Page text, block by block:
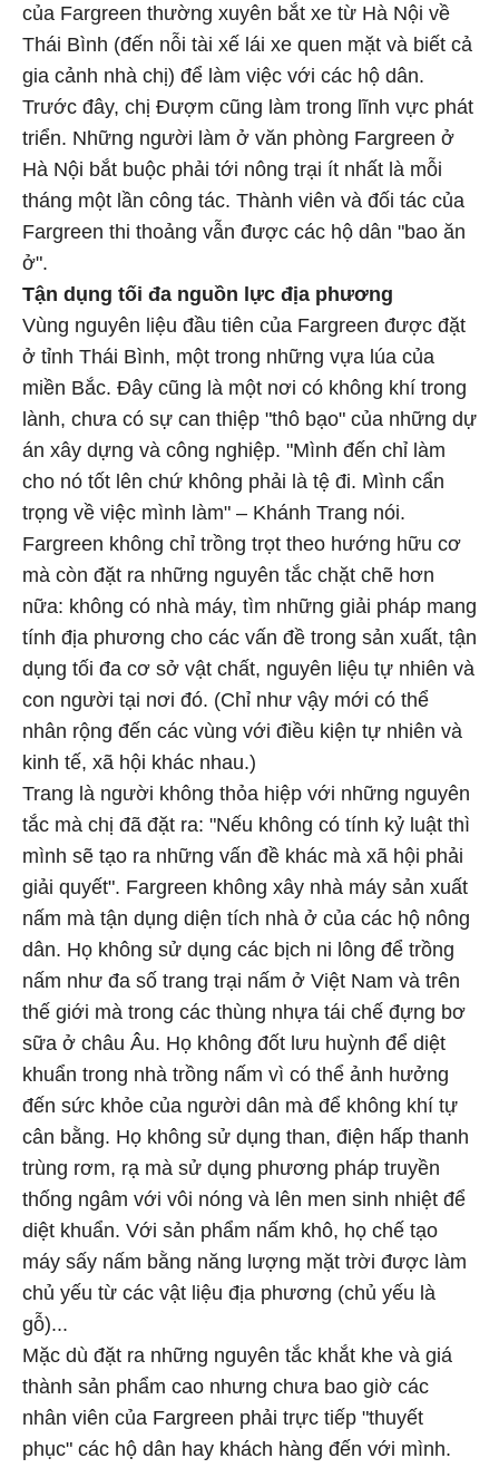
của Fargreen thường xuyên bắt xe từ Hà Nội về
Thái Bình (đến nỗi tài xế lái xe quen mặt và biết cả
gia cảnh nhà chị) để làm việc với các hộ dân.
Trước đây, chị Đượm cũng làm trong lĩnh vực phát
triển. Những người làm ở văn phòng Fargreen ở
Hà Nội bắt buộc phải tới nông trại ít nhất là mỗi
tháng một lần công tác. Thành viên và đối tác của
Fargreen thi thoảng vẫn được các hộ dân "bao ăn
ở".
Tận dụng tối đa nguồn lực địa phương
Vùng nguyên liệu đầu tiên của Fargreen được đặt
ở tỉnh Thái Bình, một trong những vựa lúa của
miền Bắc. Đây cũng là một nơi có không khí trong
lành, chưa có sự can thiệp "thô bạo" của những dự
án xây dựng và công nghiệp. "Mình đến chỉ làm
cho nó tốt lên chứ không phải là tệ đi. Mình cẩn
trọng về việc mình làm" – Khánh Trang nói.
Fargreen không chỉ trồng trọt theo hướng hữu cơ
mà còn đặt ra những nguyên tắc chặt chẽ hơn
nữa: không có nhà máy, tìm những giải pháp mang
tính địa phương cho các vấn đề trong sản xuất, tận
dụng tối đa cơ sở vật chất, nguyên liệu tự nhiên và
con người tại nơi đó. (Chỉ như vậy mới có thể
nhân rộng đến các vùng với điều kiện tự nhiên và
kinh tế, xã hội khác nhau.)
Trang là người không thỏa hiệp với những nguyên
tắc mà chị đã đặt ra: "Nếu không có tính kỷ luật thì
mình sẽ tạo ra những vấn đề khác mà xã hội phải
giải quyết". Fargreen không xây nhà máy sản xuất
nấm mà tận dụng diện tích nhà ở của các hộ nông
dân. Họ không sử dụng các bịch ni lông để trồng
nấm như đa số trang trại nấm ở Việt Nam và trên
thế giới mà trong các thùng nhựa tái chế đựng bơ
sữa ở châu Âu. Họ không đốt lưu huỳnh để diệt
khuẩn trong nhà trồng nấm vì có thể ảnh hưởng
đến sức khỏe của người dân mà để không khí tự
cân bằng. Họ không sử dụng than, điện hấp thanh
trùng rơm, rạ mà sử dụng phương pháp truyền
thống ngâm với vôi nóng và lên men sinh nhiệt để
diệt khuẩn. Với sản phẩm nấm khô, họ chế tạo
máy sấy nấm bằng năng lượng mặt trời được làm
chủ yếu từ các vật liệu địa phương (chủ yếu là
gỗ)...
Mặc dù đặt ra những nguyên tắc khắt khe và giá
thành sản phẩm cao nhưng chưa bao giờ các
nhân viên của Fargreen phải trực tiếp "thuyết
phục" các hộ dân hay khách hàng đến với mình.